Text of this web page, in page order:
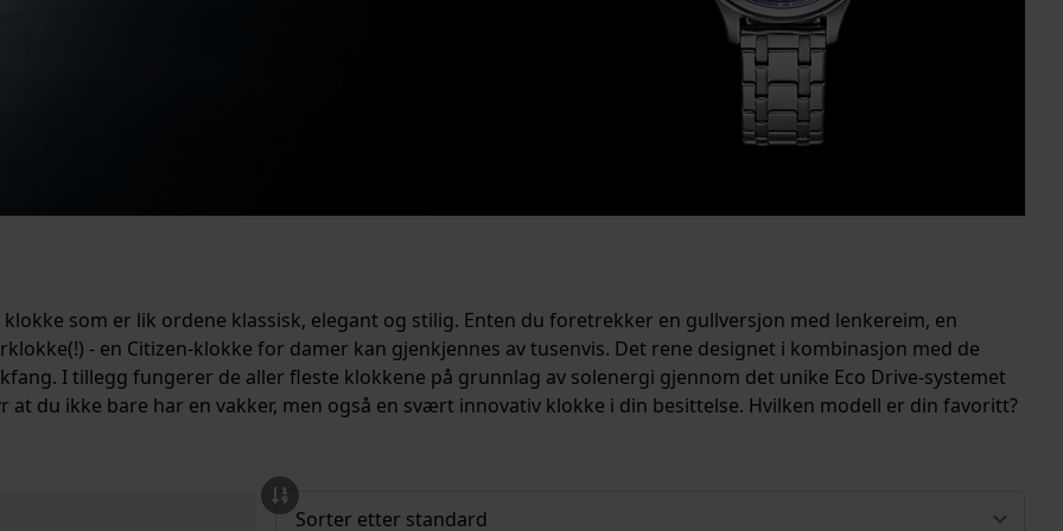
som er lik ordene klassisk, elegant og stilig. Enten du foretrekker en gullversjon med lenkereim, en
- en Citizen-klokke for damer kan gjenkjennes av tusenvis. Det rene designet i kombinasjon med de
I tillegg fungerer de aller fleste klokkene på grunnlag av solenergi gjennom det unike Eco Drive-systemet
du ikke bare har en vakker, men også en svært innovativ klokke i din besittelse. Hvilken modell er din favoritt?